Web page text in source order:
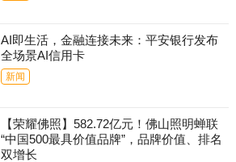
AI即生活，金融连接未来：平安银行发布
全场景AI信用卡
新闻
【荣耀佛照】582.72亿元！佛山照明蝉联
“中国500最具价值品牌”，品牌价值、排名
双增长